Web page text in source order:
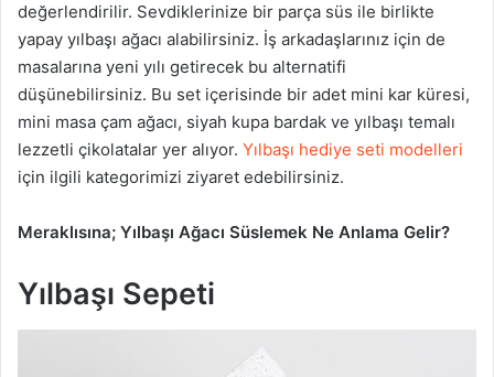
değerlendirilir. Sevdiklerinize bir parça süs ile birlikte
yapay yılbaşı ağacı alabilirsiniz. İş arkadaşlarınız için de
masalarına yeni yılı getirecek bu alternatifi
düşünebilirsiniz. Bu set içerisinde bir adet mini kar küresi,
mini masa çam ağacı, siyah kupa bardak ve yılbaşı temalı
lezzetli çikolatalar yer alıyor. Yılbaşı hediye seti modelleri
için ilgili kategorimizi ziyaret edebilirsiniz.
Meraklısına; Yılbaşı Ağacı Süslemek Ne Anlama Gelir?
Yılbaşı Sepeti